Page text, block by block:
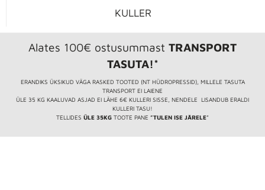
KULLER
Alates 100€ ostusummast TRANSPORT
TASUTA!*
ERANDIKS ÜKSIKUD VÄGA RASKED TOOTED (NT HÜDROPRESSID), MILLELE TASUTA
TRANSPORT EI LAIENE
ÜLE 35 KG KAALUVAD ASJAD EI LÄHE 6€ KULLERI SISSE, NENDELE LISANDUB ERALDI
KULLERI TASU!
TELLIDES ÜLE 35KG TOOTE PANE ”TULEN ISE JÄRELE”